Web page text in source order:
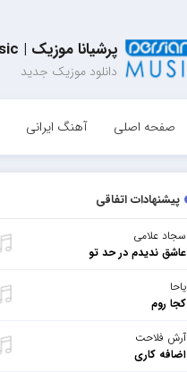
پرشیانا موزیک | Persiana Music
دانلود موزیک جدید
صفحه اصلی آهنگ ایرانی
پیشنهادات اتفاقی
سجاد علامی
عاشق ندیدم در حد تو
یاحا
کجا روم
آرش فلاحت
اضافه کاری